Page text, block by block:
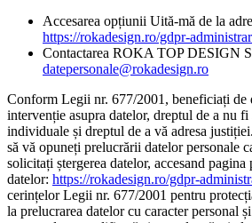
Accesarea opțiunii Uită-mă de la
https://rokadesign.ro/gdpr-
Contactarea ROKA TOP DESIGN
datepersonale@rokadesign.ro
Conform Legii nr. 677/2001, beneficiați de
intervenție asupra datelor, dreptul de a nu
individuale și dreptul de a vă adresa
să vă opuneți prelucrării datelor personale
solicitați ștergerea datelor, accesand pagina
datelor: https://rokadesign.ro/gdpr-
cerințelor Legii nr. 677/2001 pentru
la prelucrarea datelor cu caracter personal